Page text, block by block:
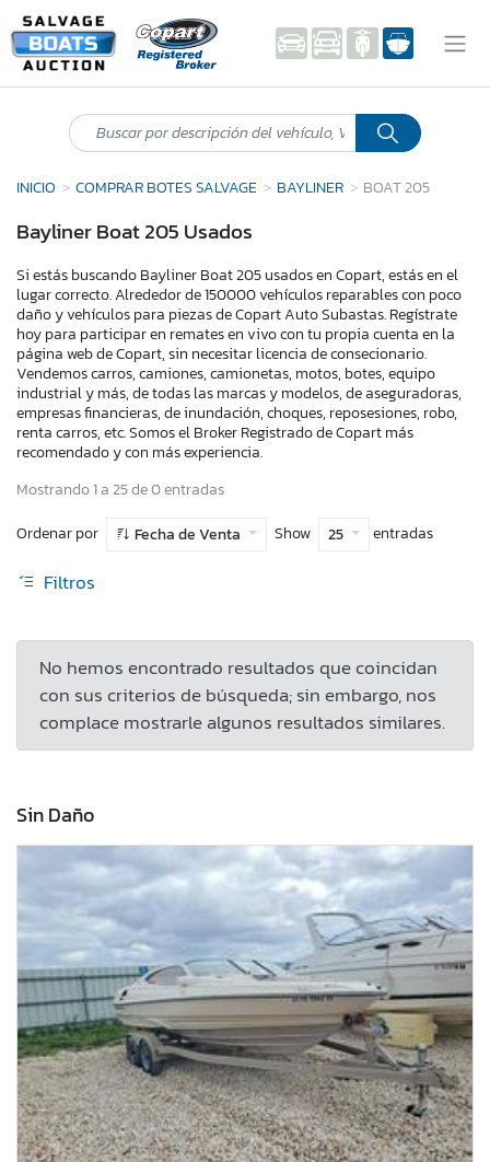
INICIO COMPRAR BOTES SALVAGE BAYLINER BOAT 205
Bayliner Boat 205 Usados
Si estás buscando Bayliner Boat 205 usados en Copart, estás en el
lugar correcto. Alrededor de 150000 vehículos reparables con poco
daño y vehículos para piezas de Copart Auto Subastas. Regístrate
hoy para participar en remates en vivo con tu propia cuenta en la
página web de Copart, sin necesitar licencia de consecionario.
Vendemos carros, camiones, camionetas, motos, botes, equipo
industrial y más, de todas las marcas y modelos, de aseguradoras,
empresas financieras, de inundación, choques, reposesiones, robo,
renta carros, etc. Somos el Broker Registrado de Copart más
recomendado y con más experiencia.
Mostrando 1 a 25 de 0 entradas
Ordenar por
Fecha de Venta Show 25 entradas
Filtros
No hemos encontrado resultados que coincidan
con sus criterios de búsqueda; sin embargo, nos
complace mostrarle algunos resultados similares.
Sin Daño